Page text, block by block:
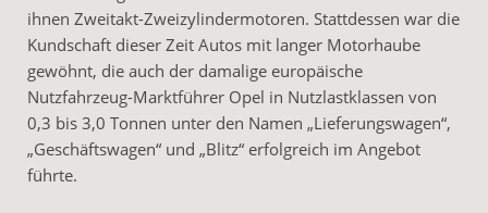
ihnen Zweitakt-Zweizylindermotoren. Stattdessen war die
Kundschaft dieser Zeit Autos mit langer Motorhaube
gewöhnt, die auch der damalige europäische
Nutzfahrzeug-Marktführer Opel in Nutzlastklassen von
0,3 bis 3,0 Tonnen unter den Namen „Lieferungswagen“,
„Geschäftswagen“ und „Blitz“ erfolgreich im Angebot
führte.